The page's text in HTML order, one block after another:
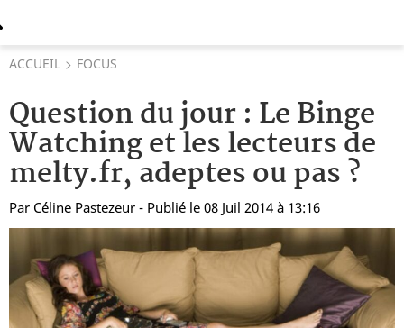
ACCUEIL FOCUS
Question du jour : Le Binge
Watching et les lecteurs de
melty.fr, adeptes ou pas ?
Par Céline Pastezeur - Publié le 08 Juil 2014 à 13:16